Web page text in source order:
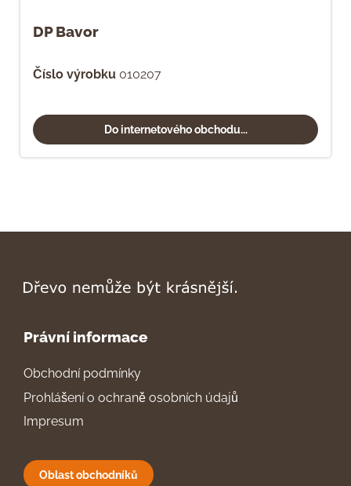
DP Bavor
Číslo výrobku 010207
Do internetového obchodu...
Právní informace
Obchodní podmínky
Prohlášení o ochraně osobních údajů
Impresum
Oblast obchodníků